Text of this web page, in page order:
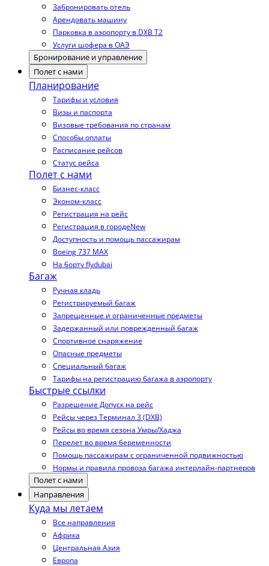
Забронировать отель
Арендовать машину
Парковка в аэропорту в DXB T2
Услуги шофера в ОАЭ
Бронирование и управление
Полет с нами
Планирование
Тарифы и условия
Визы и паспорта
Визовые требования по странам
Способы оплаты
Расписание рейсов
Статус рейса
Полет с нами
Бизнес-класс
Эконом-класс
Регистрация на рейс
Регистрация в городеNew
Доступность и помощь пассажирам
Boeing 737 MAX
На борту flydubai
Багаж
Ручная кладь
Регистрируемый багаж
Запрещенные и ограниченные предметы
Задержанный или поврежденный багаж
Спортивное снаряжение
Опасные предметы
Специальный багаж
Тарифы на регистрацию багажа в аэропорту
Быстрые ссылки
Разрешение Допуск на рейс
Рейсы через Терминал 3 (DXB)
Рейсы во время сезона Умры/Хаджа
Перелет во время беременности
Помощь пассажирам с ограниченной подвижностью
Нормы и правила провоза багажа интерлайн-партнеров
Полет с нами
Направления
Куда мы летаем
Все направления
Африка
Центральная Азия
Европа